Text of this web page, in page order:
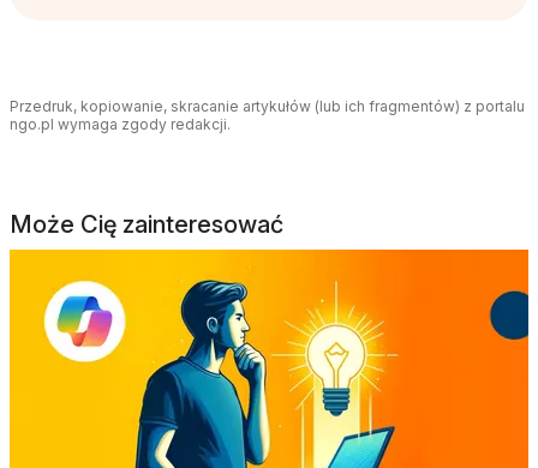
Przedruk, kopiowanie, skracanie artykułów (lub ich fragmentów) z portalu
ngo.pl wymaga zgody redakcji.
Może Cię zainteresować